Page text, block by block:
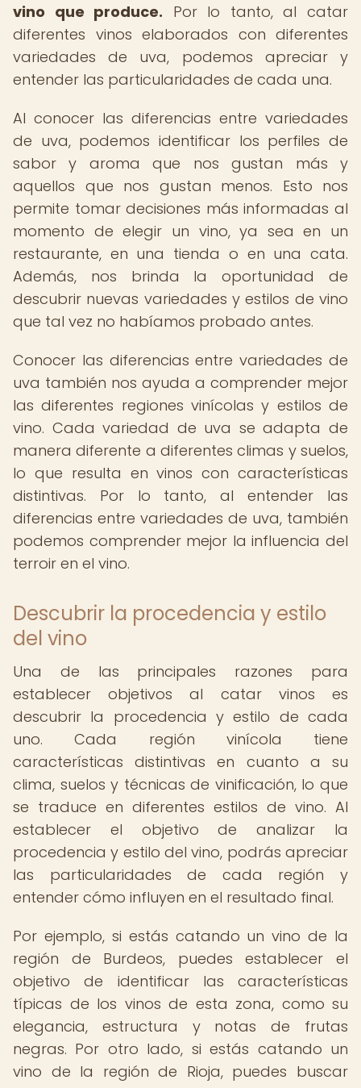
vino que produce. Por lo tanto, al catar
diferentes vinos elaborados con diferentes
variedades de uva, podemos apreciar y
entender las particularidades de cada una.
Al conocer las diferencias entre variedades
de uva, podemos identificar los perfiles de
sabor y aroma que nos gustan más y
aquellos que nos gustan menos. Esto nos
permite tomar decisiones más informadas al
momento de elegir un vino, ya sea en un
restaurante, en una tienda o en una cata.
Además, nos brinda la oportunidad de
descubrir nuevas variedades y estilos de vino
que tal vez no habíamos probado antes.
Conocer las diferencias entre variedades de
uva también nos ayuda a comprender mejor
las diferentes regiones vinícolas y estilos de
vino. Cada variedad de uva se adapta de
manera diferente a diferentes climas y suelos,
lo que resulta en vinos con características
distintivas. Por lo tanto, al entender las
diferencias entre variedades de uva, también
podemos comprender mejor la influencia del
terroir en el vino.
Descubrir la procedencia y estilo
del vino
Una de las principales razones para
establecer objetivos al catar vinos es
descubrir la procedencia y estilo de cada
uno. Cada región vinícola tiene
características distintivas en cuanto a su
clima, suelos y técnicas de vinificación, lo que
se traduce en diferentes estilos de vino. Al
establecer el objetivo de analizar la
procedencia y estilo del vino, podrás apreciar
las particularidades de cada región y
entender cómo influyen en el resultado final.
Por ejemplo, si estás catando un vino de la
región de Burdeos, puedes establecer el
objetivo de identificar las características
típicas de los vinos de esta zona, como su
elegancia, estructura y notas de frutas
negras. Por otro lado, si estás catando un
vino de la región de Rioja, puedes buscar